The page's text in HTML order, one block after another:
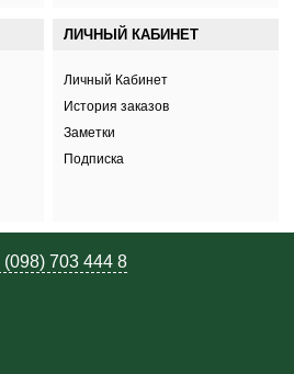
ЛИЧНЫЙ КАБИНЕТ
Личный Кабинет
История заказов
Заметки
Подписка
(098) 703 444 8